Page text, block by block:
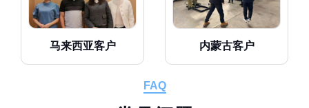
马来西亚客户 内蒙古客户
FAQ